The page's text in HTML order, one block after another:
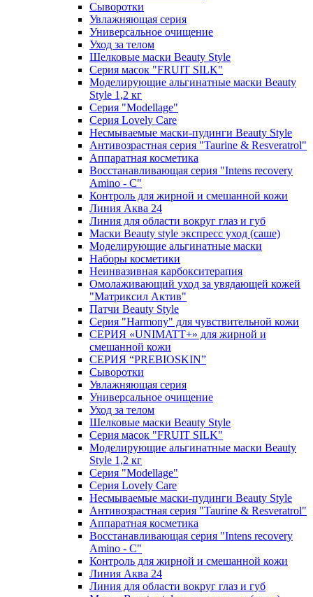
Сыворотки
Увлажняющая серия
Универсальное очищение
Уход за телом
Шелковые маски Beauty Style
Серия масок "FRUIT SILK"
Моделирующие альгинатные маски Beauty
Style 1,2 кг
Серия "Modellage"
Cерия Lovely Care
Несмываемые маски-пудинги Beauty Style
Антивозрастная серия "Taurine & Resveratrol"
Аппаратная косметика
Восстанавливающая серия "Intens recovery
Amino - C"
Контроль для жирной и смешанной кожи
Линия Аква 24
Линия для области вокруг глаз и губ
Маски Beauty style экспресс уход (саше)
Моделирующие альгинатные маски
Наборы косметики
Неинвазивная карбокситерапия
Омолаживающий уход за увядающей кожей
"Матриксил Актив"
Патчи Beauty Style
Серия "Harmony" для чувствительной кожи
СЕРИЯ «UNIMATT+» для жирной и
смешанной кожи
СЕРИЯ “PREBIOSKIN”
Сыворотки
Увлажняющая серия
Универсальное очищение
Уход за телом
Шелковые маски Beauty Style
Серия масок "FRUIT SILK"
Моделирующие альгинатные маски Beauty
Style 1,2 кг
Серия "Modellage"
Cерия Lovely Care
Несмываемые маски-пудинги Beauty Style
Антивозрастная серия "Taurine & Resveratrol"
Аппаратная косметика
Восстанавливающая серия "Intens recovery
Amino - C"
Контроль для жирной и смешанной кожи
Линия Аква 24
Линия для области вокруг глаз и губ